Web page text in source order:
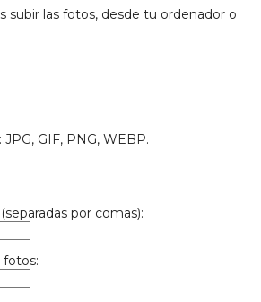
subir las fotos, desde tu ordenador o
GIF, PNG, WEBP.
por comas):
fotos: